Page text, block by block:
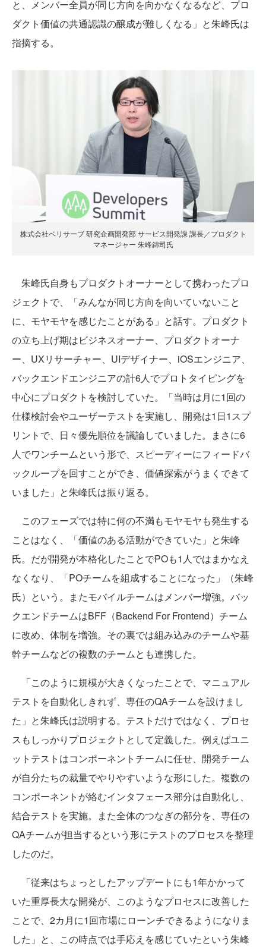
と、メンバー全員が同じ方向を向かなくなるなど、プロ
ダクト価値の共通認識の醸成が難しくなる」と朱峰氏は
指摘する。
株式会社ベリサーブ 研究企画開発部 サービス開発課 課長／プロダクト
マネージャー 朱峰錦司氏
朱峰氏自身もプロダクトオーナーとして携わったプロ
ジェクトで、「みんなが同じ方向を向いていないこと
に、モヤモヤを感じたことがある」と話す。プロダクト
の立ち上げ期はビジネスオーナー、プロダクトオーナ
ー、UXリサーチャー、UIデザイナー、iOSエンジニア、
バックエンドエンジニアの計6人でプロトタイピングを
中心にプロダクトを検討していた。「当時は月に1回の
仕様検討会やユーザーテストを実施し、開発は1日1スプ
リントで、日々優先順位を議論していました。まさに6
人でワンチームという形で、スピーディーにフィードバ
ックループを回すことができ、価値探索がうまくできて
いました」と朱峰氏は振り返る。
このフェーズでは特に何の不満もモヤモヤも発生する
ことはなく、「価値のある活動ができていた」と朱峰
氏。だが開発が本格化したことでPOも1人ではまかなえ
なくなり、「POチームを組成することになった」（朱峰
氏）という。またモバイルチームはメンバー増強。バッ
クエンドチームはBFF（Backend For Frontend）チーム
に改め、体制を増強。その裏では組み込みのチームや基
幹チームなどの複数のチームとも連携した。
「このように規模が大きくなったことで、マニュアル
テストを自動化しきれず、専任のQAチームを設けまし
た」と朱峰氏は説明する。テストだけではなく、プロセ
スもしっかりプロジェクトとして定義した。例えばユニ
ットテストはコンポーネントチームに任せ、開発チーム
が自分たちの裁量でやりやすいような形にした。複数の
コンポーネントが絡むインタフェース部分は自動化し、
結合テストを実施。また全体のつなぎの部分を、専任の
QAチームが担当するという形にテストのプロセスを整理
したのだ。
「従来はちょっとしたアップデートにも1年かかって
いた重厚長大な開発が、このようなプロセスに改善した
ことで、2カ月に1回市場にローンチできるようになりま
した」と、この時点では手応えを感じていたという朱峰